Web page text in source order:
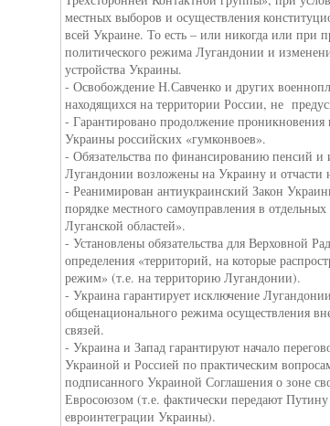
местных выборов и осуществления
всей Украине. То есть – или никогда или при
политического режима Лугандонии и
устройства Украины.
- Освобождение Н.Савченко и других
находящихся на территории России, не
- Гарантировано продолжение проникновения
Украины российских «гумконвоев».
- Обязательства по финансированию пенсий
Лугандонии возложены на Украину и отчасти
- Реанимирован антиукраинский Закон
порядке местного самоуправления в
Луганской областей».
- Установлены обязательства для Верховной
определения «территорий, на которые
режим» (т.е. на территорию Лугандонии).
- Украина гарантирует исключение
общенационального режима осуществления
связей.
- Украина и Запад гарантируют начало
Украиной и Россией по практическим
подписанного Украиной Соглашения о зоне
Евросоюзом (т.е. фактически передают
евроинтеграции Украины).